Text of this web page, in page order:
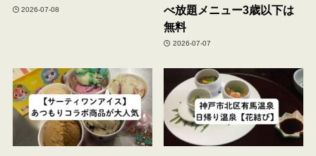
2026-07-08
べ放題メニュー3歳以下は
無料
2026-07-07